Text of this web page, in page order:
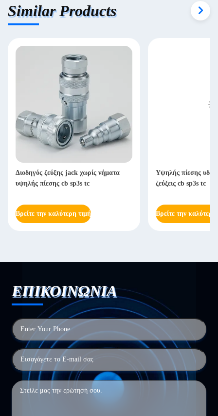
Similar Products
Διοδηγός ζεύξης jack χωρίς νήματα
υψηλής πίεσης cb sp3s tc
Βρείτε την καλύτερη τιμή
Υψηλής πίεσης
ζεύξεις cb sp3s tc
Βρείτε την καλύτερη
ΕΠΙΚΟΙΝΩΝΙΑ